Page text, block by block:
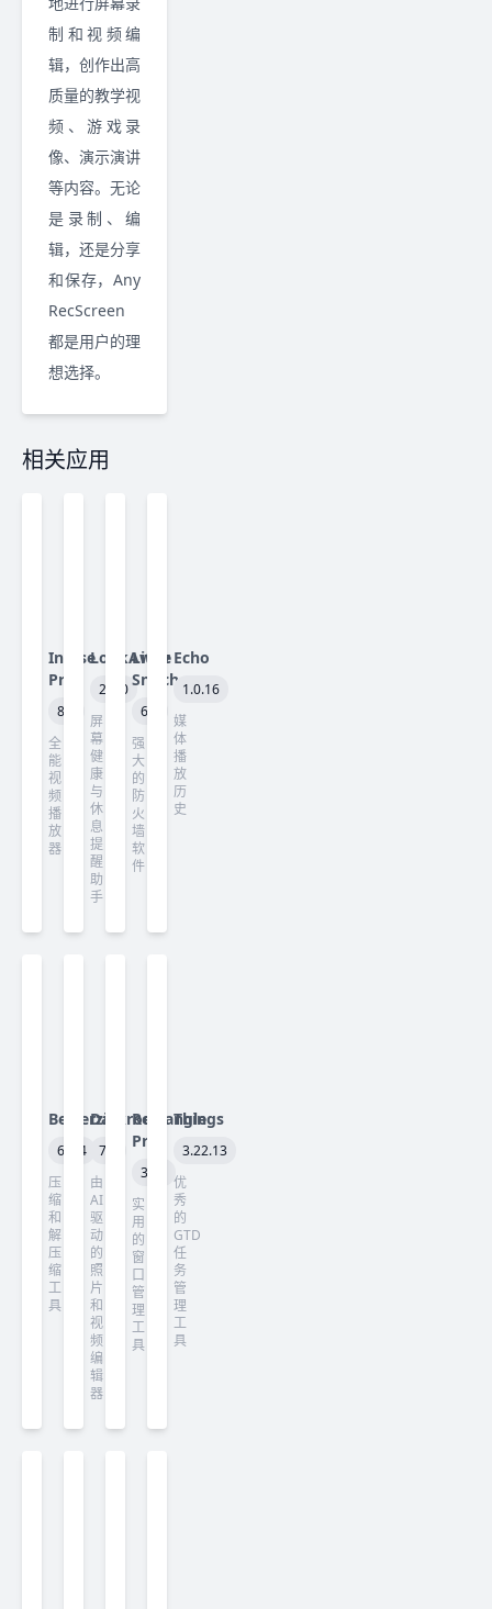
制和视频编
辑，创作出高
质量的教学视
频、游戏录
像、演示演讲
等内容。无论
是录制、编
辑，还是分享
和保存，Any
RecScreen
都是用户的理
想选择。
相关应用
Infuse
Pro
8.5
全
能
视
频
播
放
器
LookAway
2.3.0
屏
幕
健
康
与
休
息
提
醒
助
手
Little
Snitch
6.5
强
大
的
防
火
墙
软
件
Echo
1.0.16
媒
体
播
放
历
史
Betterzip
6.0.4
压
缩
和
解
压
缩
工
具
Darkroom
7.3
由
AI
驱
动
的
照
片
和
视
频
编
辑
器
Rectangle
Pro
3.82
实
用
的
窗
口
管
理
工
具
Things
3.22.13
优
秀
的
GTD
任
务
管
理
工
具